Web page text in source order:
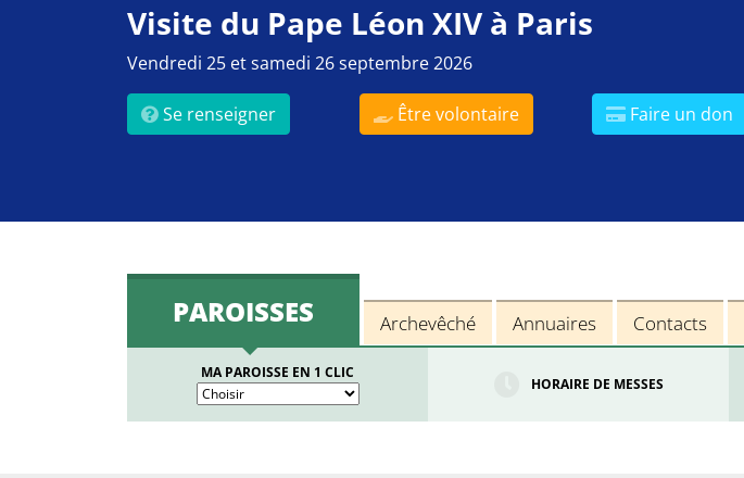
Visite du Pape Léon XIV à Paris
Vendredi 25 et samedi 26 septembre 2026
Se renseigner Être volontaire Faire un don
PAROISSES Archevêché Annuaires Contacts
MA PAROISSE EN 1 CLIC
HORAIRE DE MESSES